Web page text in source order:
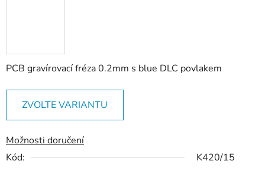
PCB gravírovací fréza 0.2mm s blue DLC povlakem
ZVOLTE VARIANTU
Možnosti doručení
Kód:
K420/15